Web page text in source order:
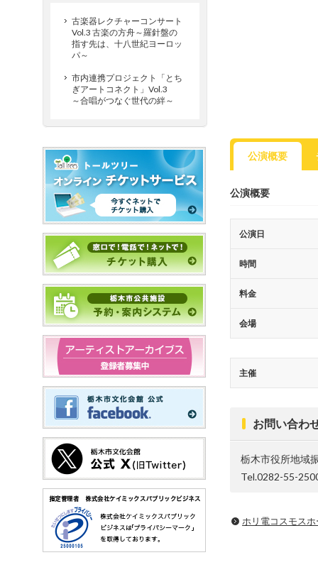
公演概要
公演概要
公演日
時間
料金
会場
主催
お問い合わ
栃木市役所地域
Tel.0282-55-
ホリ電コスモス
古楽器レクチャーコンサート
Vol.3 古楽の方舟～羅針盤の
指す先は、十八世紀ヨーロッ
パ～
市内連携プロジェクト「とち
ぎアートコネクト」Vol.3
～合唱がつなぐ世代の絆～